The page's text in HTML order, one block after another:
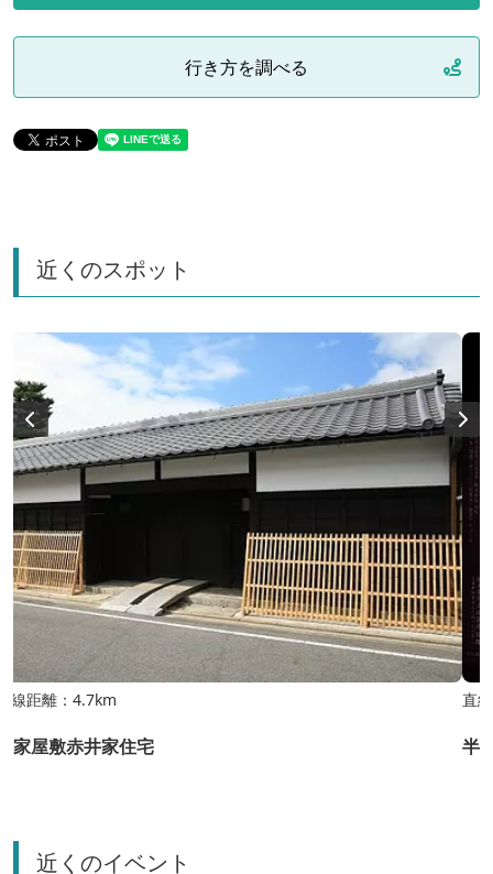
行き方を調べる
近くのスポット
線距離：4.7km
家屋敷赤井家住宅
直
半
近くのイベント